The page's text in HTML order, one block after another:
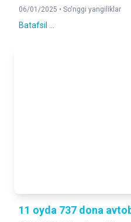
06/01/2025 • So'nggi yangiliklar
Batafsil ...
11 oyda 737 dona